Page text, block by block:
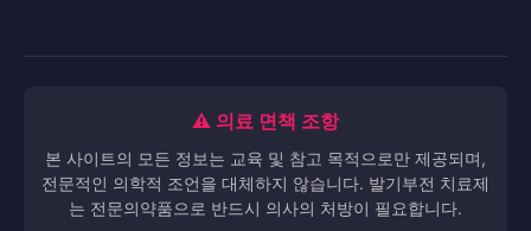
⚠️ 의료 면책 조항
본 사이트의 모든 정보는 교육 및 참고 목적으로만 제공되며,
전문적인 의학적 조언을 대체하지 않습니다. 발기부전 치료제
는 전문의약품으로 반드시 의사의 처방이 필요합니다.